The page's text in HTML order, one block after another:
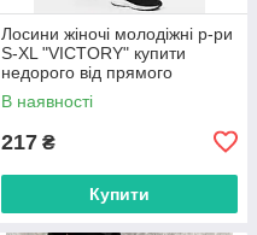
Лосини жіночі молодіжні р-ри
S-XL "VICTORY" купити
недорого від прямого
постачальника
В наявності
217 ₴
Купити